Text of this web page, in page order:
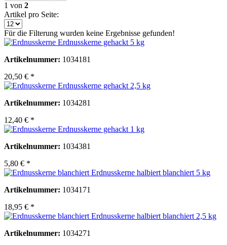
1 von 2
Artikel pro Seite:
Für die Filterung wurden keine Ergebnisse gefunden!
Erdnusskerne gehackt 5 kg
Artikelnummer: 1034181
20,50 € *
Erdnusskerne gehackt 2,5 kg
Artikelnummer: 1034281
12,40 € *
Erdnusskerne gehackt 1 kg
Artikelnummer: 1034381
5,80 € *
Erdnusskerne halbiert blanchiert 5 kg
Artikelnummer: 1034171
18,95 € *
Erdnusskerne halbiert blanchiert 2,5 kg
Artikelnummer: 1034271